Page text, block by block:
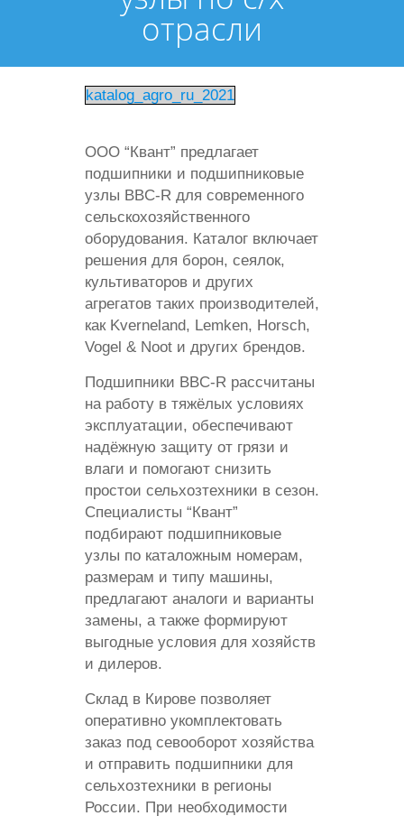
отрасли
katalog_agro_ru_2021
ООО “Квант” предлагает
подшипники и подшипниковые
узлы BBC‑R для современного
сельскохозяйственного
оборудования. Каталог включает
решения для борон, сеялок,
культиваторов и других
агрегатов таких производителей,
как Kverneland, Lemken, Horsch,
Vogel & Noot и других брендов.
Подшипники BBC‑R рассчитаны
на работу в тяжёлых условиях
эксплуатации, обеспечивают
надёжную защиту от грязи и
влаги и помогают снизить
простои сельхозтехники в сезон.
Специалисты “Квант”
подбирают подшипниковые
узлы по каталожным номерам,
размерам и типу машины,
предлагают аналоги и варианты
замены, а также формируют
выгодные условия для хозяйств
и дилеров.
Склад в Кирове позволяет
оперативно укомплектовать
заказ под севооборот хозяйства
и отправить подшипники для
сельхозтехники в регионы
России. При необходимости